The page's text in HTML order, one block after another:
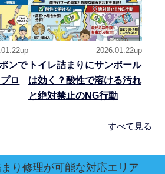
ンで
ロ
2026.01.22up
トイレ詰まりにサンポール
は効く？酸性で溶ける汚れ
と絶対禁止のNG行動
すべて見る
り修理が可能な対応エリア